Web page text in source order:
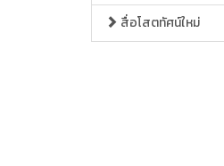
สื่อโสตทัศน์ใหม่